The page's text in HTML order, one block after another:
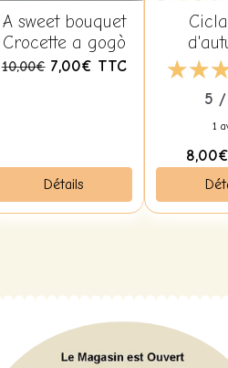
A sweet bouquet
Crocette a gogò
10,00€ 7,00€ TTC
Détails
5
1
8,00€